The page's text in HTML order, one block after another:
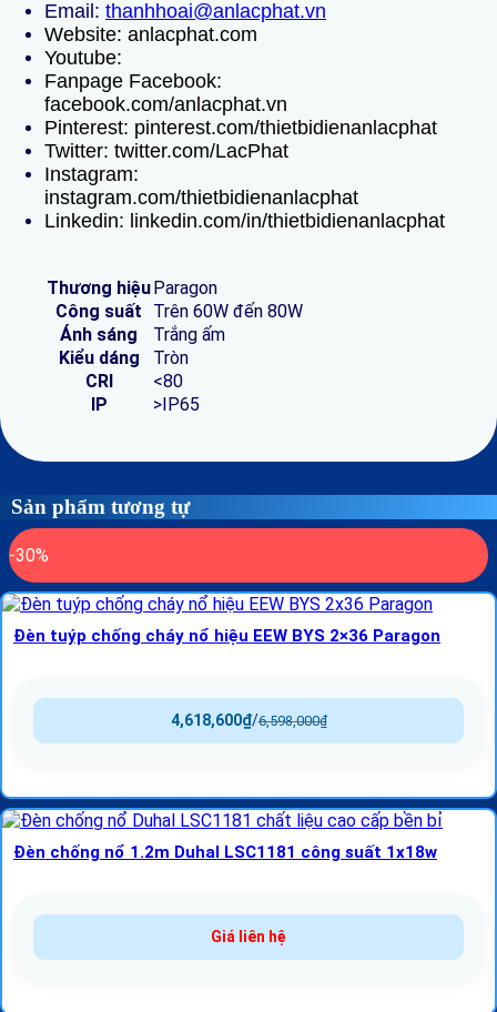
Email: thanhhoai@anlacphat.vn
Website: anlacphat.com
Youtube:
Fanpage Facebook:
facebook.com/anlacphat.vn
Pinterest: pinterest.com/thietbidienanlacphat
Twitter: twitter.com/LacPhat
Instagram:
instagram.com/thietbidienanlacphat
Linkedin: linkedin.com/in/thietbidienanlacphat
Thương hiệuParagon
Công suất
Trên 60W đến 80W
Ánh sáng
Trắng ấm
Kiểu dáng
Tròn
CRI
<80
IP
>IP65
Sản phẩm tương tự
-30%
Đèn tuýp chống cháy nổ hiệu EEW BYS 2×36 Paragon
6,598,000₫
/
4,618,600₫
Đèn chống nổ 1.2m Duhal LSC1181 công suất 1x18w
Giá liên hệ